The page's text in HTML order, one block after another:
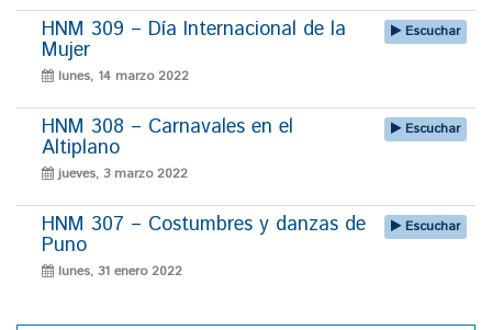
HNM 309 – Día Internacional de la
Mujer
lunes, 14 marzo 2022
Escuchar
HNM 308 – Carnavales en el
Altiplano
jueves, 3 marzo 2022
Escuchar
HNM 307 – Costumbres y danzas de
Puno
lunes, 31 enero 2022
Escuchar